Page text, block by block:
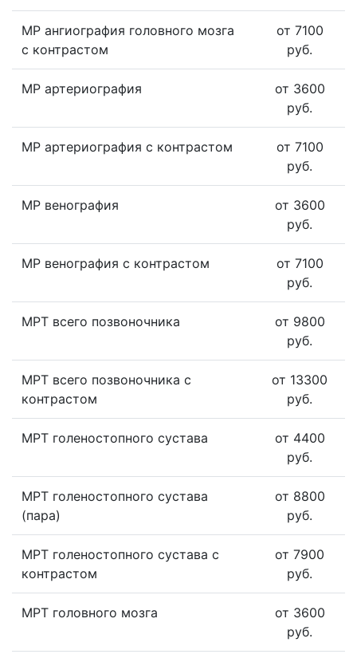
МР ангиография головного мозга
с контрастом
от 7100
руб.
МР артериография
от 3600
руб.
МР артериография с контрастом
от 7100
руб.
МР венография
от 3600
руб.
МР венография с контрастом
от 7100
руб.
МРТ всего позвоночника
от 9800
руб.
МРТ всего позвоночника с
контрастом
от 13300
руб.
МРТ голеностопного сустава
от 4400
руб.
МРТ голеностопного сустава
(пара)
от 8800
руб.
МРТ голеностопного сустава с
контрастом
от 7900
руб.
МРТ головного мозга
от 3600
руб.